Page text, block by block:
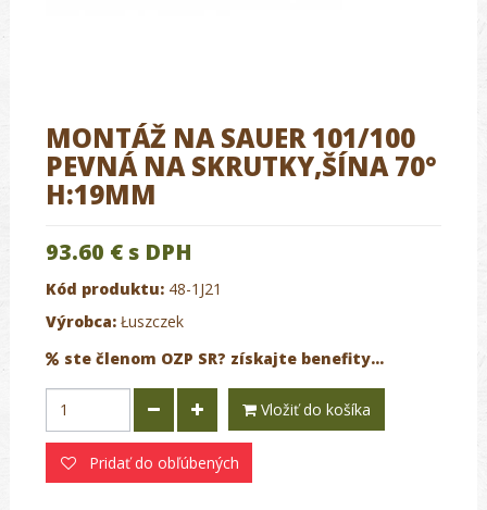
MONTÁŽ NA SAUER 101/100
PEVNÁ NA SKRUTKY,ŠÍNA 70°
H:19MM
93.60 € s DPH
Kód produktu: 48-1J21
Výrobca: Łuszczek
ste členom OZP SR? získajte benefity...
Vložiť do košíka
Pridať do obľúbených